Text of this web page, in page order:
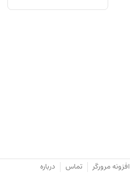
افزونه مرورگر تماس درباره